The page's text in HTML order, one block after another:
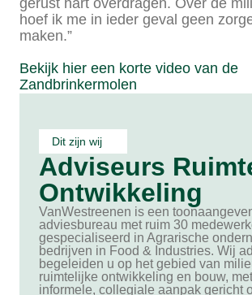
gerust hart overdragen. Over de
hoef ik me in ieder geval geen
maken.”
Bekijk hier een korte video van de
Zandbrinkermolen
Dit zijn wij
Adviseurs
Ontwikkeling
VanWestreenen is een
adviesbureau met ruim 30
gespecialiseerd in Agrarische
bedrijven in Food & Industries. Wij
begeleiden u op het gebied van
ruimtelijke ontwikkeling en bouw,
informele, collegiale aanpak gericht